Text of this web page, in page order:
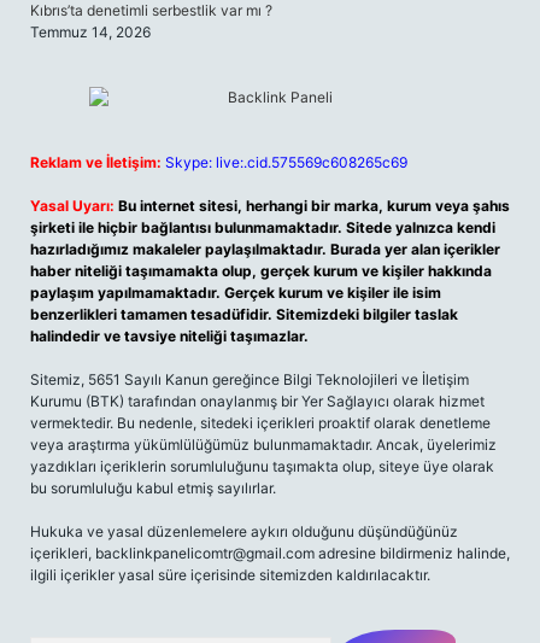
Kıbrıs’ta denetimli serbestlik var mı ?
Temmuz 14, 2026
Reklam ve İletişim: Skype: live:.cid.575569c608265c69
Yasal Uyarı: Bu internet sitesi, herhangi bir marka, kurum veya şahıs
şirketi ile hiçbir bağlantısı bulunmamaktadır. Sitede yalnızca kendi
hazırladığımız makaleler paylaşılmaktadır. Burada yer alan içerikler
haber niteliği taşımamakta olup, gerçek kurum ve kişiler hakkında
paylaşım yapılmamaktadır. Gerçek kurum ve kişiler ile isim
benzerlikleri tamamen tesadüfidir. Sitemizdeki bilgiler taslak
halindedir ve tavsiye niteliği taşımazlar.
Sitemiz, 5651 Sayılı Kanun gereğince Bilgi Teknolojileri ve İletişim
Kurumu (BTK) tarafından onaylanmış bir Yer Sağlayıcı olarak hizmet
vermektedir. Bu nedenle, sitedeki içerikleri proaktif olarak denetleme
veya araştırma yükümlülüğümüz bulunmamaktadır. Ancak, üyelerimiz
yazdıkları içeriklerin sorumluluğunu taşımakta olup, siteye üye olarak
bu sorumluluğu kabul etmiş sayılırlar.
Hukuka ve yasal düzenlemelere aykırı olduğunu düşündüğünüz
içerikleri, backlinkpanelicomtr@gmail.com adresine bildirmeniz halinde,
ilgili içerikler yasal süre içerisinde sitemizden kaldırılacaktır.